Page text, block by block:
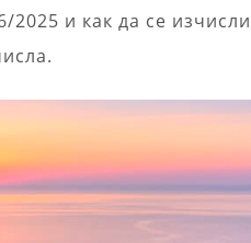
2025 и как да се